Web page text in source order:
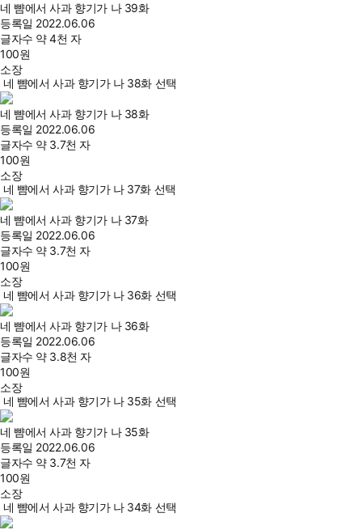
네 뺨에서 사과 향기가 나 39화
등록일 2022.06.06
글자수 약 4천 자
100원
소장
네 뺨에서 사과 향기가 나 38화 선택
네 뺨에서 사과 향기가 나 38화
등록일 2022.06.06
글자수 약 3.7천 자
100원
소장
네 뺨에서 사과 향기가 나 37화 선택
네 뺨에서 사과 향기가 나 37화
등록일 2022.06.06
글자수 약 3.7천 자
100원
소장
네 뺨에서 사과 향기가 나 36화 선택
네 뺨에서 사과 향기가 나 36화
등록일 2022.06.06
글자수 약 3.8천 자
100원
소장
네 뺨에서 사과 향기가 나 35화 선택
네 뺨에서 사과 향기가 나 35화
등록일 2022.06.06
글자수 약 3.7천 자
100원
소장
네 뺨에서 사과 향기가 나 34화 선택